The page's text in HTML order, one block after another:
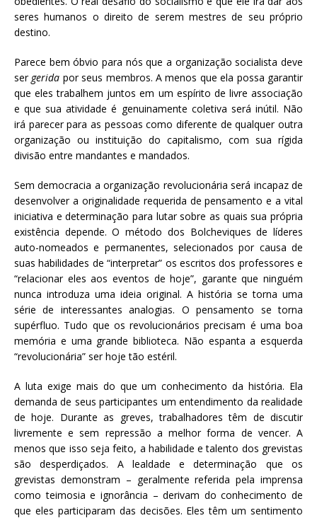
seres humanos o direito de serem mestres de seu próprio
destino.
Parece bem óbvio para nós que a organização socialista deve
ser gerida por seus membros. A menos que ela possa garantir
que eles trabalhem juntos em um espírito de livre associação
e que sua atividade é genuinamente coletiva será inútil. Não
irá parecer para as pessoas como diferente de qualquer outra
organização ou instituição do capitalismo, com sua rígida
divisão entre mandantes e mandados.
Sem democracia a organização revolucionária será incapaz de
desenvolver a originalidade requerida de pensamento e a vital
iniciativa e determinação para lutar sobre as quais sua própria
existência depende. O método dos Bolcheviques de líderes
auto-nomeados e permanentes, selecionados por causa de
suas habilidades de “interpretar” os escritos dos professores e
“relacionar eles aos eventos de hoje”, garante que ninguém
nunca introduza uma ideia original. A história se torna uma
série de interessantes analogias. O pensamento se torna
supérfluo. Tudo que os revolucionários precisam é uma boa
memória e uma grande biblioteca. Não espanta a esquerda
“revolucionária” ser hoje tão estéril.
A luta exige mais do que um conhecimento da história. Ela
demanda de seus participantes um entendimento da realidade
de hoje. Durante as greves, trabalhadores têm de discutir
livremente e sem repressão a melhor forma de vencer. A
menos que isso seja feito, a habilidade e talento dos grevistas
são desperdiçados. A lealdade e determinação que os
grevistas demonstram – geralmente referida pela imprensa
como teimosia e ignorância – derivam do conhecimento de
que eles participaram das decisões. Eles têm um sentimento